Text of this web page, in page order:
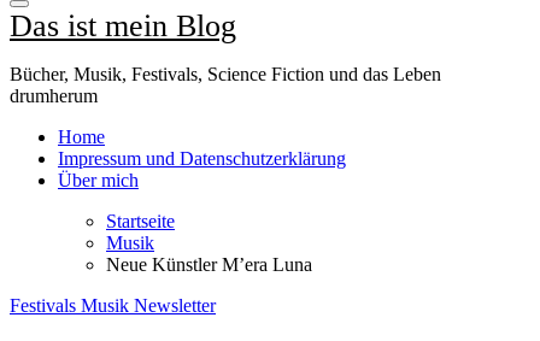
Das ist mein Blog
Bücher, Musik, Festivals, Science Fiction und das Leben
drumherum
Home
Impressum und Datenschutzerklärung
Über mich
Startseite
Musik
Neue Künstler M’era Luna
Festivals Musik Newsletter